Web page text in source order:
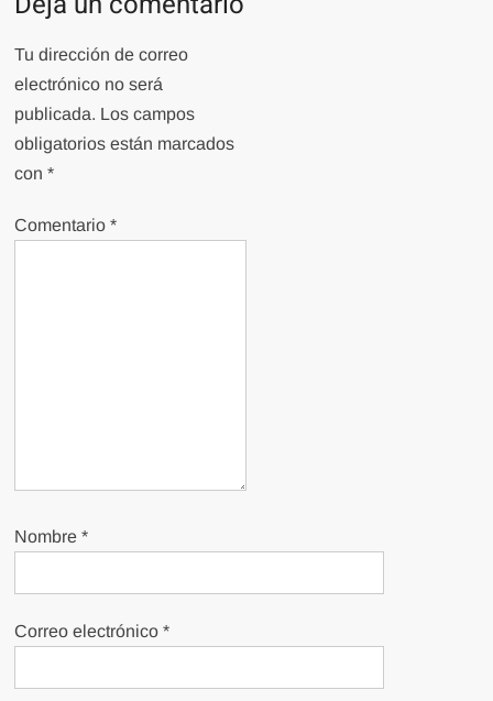
Tu dirección de correo
electrónico no será
publicada. Los campos
obligatorios están marcados
con*
Comentario*
Nombre*
Correo electrónico*